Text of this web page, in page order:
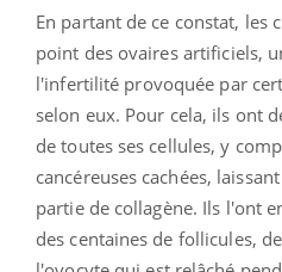
En partant de ce constat, les
point des ovaires artificiels,
l'infertilité provoquée par
selon eux. Pour cela, ils ont
de toutes ses cellules, y
cancéreuses cachées,
partie de collagène. Ils l'ont
des centaines de follicules,